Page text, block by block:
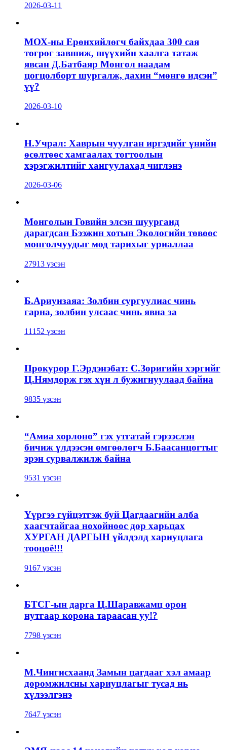
2026-03-11
МОХ-ны Ерөнхийлөгч байхдаа 300 сая
төгрөг завшиж, шүүхийн хаалга татаж
явсан Д.Батбаяр Монгол наадам
цогцолборт шургалж, дахин “мөнгө идсэн”
үү?
2026-03-10
Н.Учрал: Хаврын чуулган иргэдийг үнийн
өсөлтөөс хамгаалах тогтоолын
хэрэгжилтийг хангуулахад чиглэнэ
2026-03-06
Монголын Говийн элсэн шуурганд
дарагдсан Бээжин хотын Экологийн төвөөс
монголчуудыг мод тарихыг уриаллаа
27913 үзсэн
Б.Ариунзаяа: Золбин сургуулиас чинь
гарна, золбин улсаас чинь явна за
11152 үзсэн
Прокурор Г.Эрдэнэбат: С.Зоригийн хэргийг
Ц.Нямдорж гэх хүн л бужигнуулаад байна
9835 үзсэн
“Амиа хорлоно” гэх утгатай гэрээслэн
бичиж үлдээсэн өмгөөлөгч Б.Баасанцогтыг
эрэн сурвалжилж байна
9531 үзсэн
Үүргээ гүйцэтгэж буй Цагдаагийн алба
хаагчтайгаа нохойноос дор харьцах
ХУРГАН ДАРГЫН үйлдэлд хариуцлага
тооцоё!!!
9167 үзсэн
БТСГ-ын дарга Ц.Шаравжамц орон
нутгаар корона тараасан уу!?
7798 үзсэн
М.Чингисхаанд Замын цагдааг хэл амаар
доромжилсны хариуцлагыг тусад нь
хүлээлгэнэ
7647 үзсэн